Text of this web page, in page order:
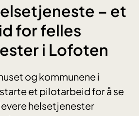
– et
for felles
i Lofoten
og kommunene i
et pilotarbeid for å se
helsetjenester